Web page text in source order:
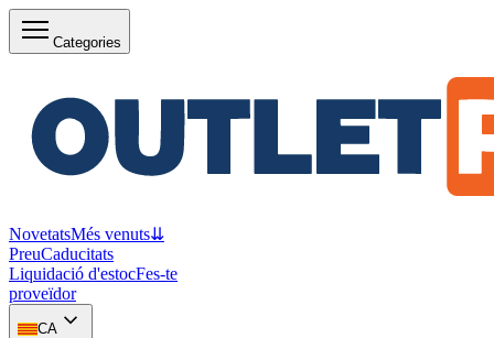
Categories
NovetatsMés venuts⇊
PreuCaducitats
Liquidació d'estocFes-te
proveïdor
CA